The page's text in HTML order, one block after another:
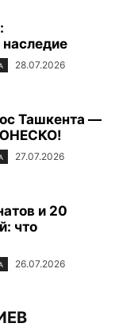
28.07.2026
Ташкента —
ЮНЕСКО!
27.07.2026
и 20
что
26.07.2026